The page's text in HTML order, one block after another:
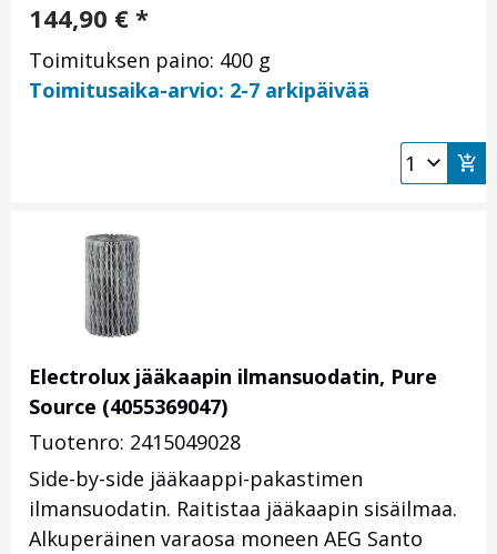
144,90 € *
Toimituksen paino: 400 g
Toimitusaika-arvio: 2-7 arkipäivää
Electrolux jääkaapin ilmansuodatin, Pure
Source (4055369047)
Tuotenro: 2415049028
Side-by-side jääkaappi-pakastimen
ilmansuodatin. Raitistaa jääkaapin sisäilmaa.
Alkuperäinen varaosa moneen AEG Santo